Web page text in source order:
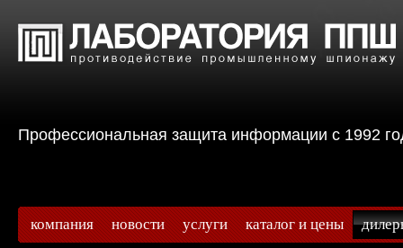
Профессиональная защита информации с
компания новости услуги каталог и цены